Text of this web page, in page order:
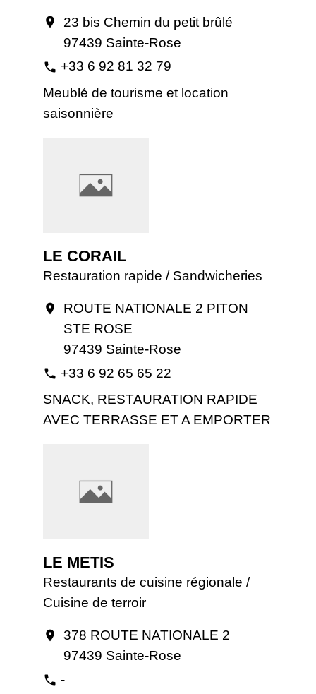
location_on
23 bis Chemin du petit brûlé
97439 Sainte-Rose
phone +33 6 92 81 32 79
Meublé de tourisme et location
saisonnière
LE CORAIL
Restauration rapide / Sandwicheries
location_on
ROUTE NATIONALE 2 PITON
STE ROSE
97439 Sainte-Rose
phone +33 6 92 65 65 22
SNACK, RESTAURATION RAPIDE
AVEC TERRASSE ET A EMPORTER
LE METIS
Restaurants de cuisine régionale /
Cuisine de terroir
location_on
378 ROUTE NATIONALE 2
97439 Sainte-Rose
phone -